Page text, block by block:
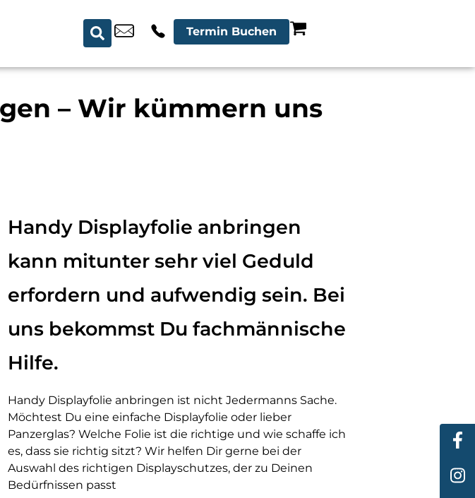
Termin Buchen
– Wir kümmern uns
Handy Displayfolie anbringen
kann mitunter sehr viel Geduld
erfordern und aufwendig sein. Bei
uns bekommst Du fachmännische
Hilfe.
Handy Displayfolie anbringen ist nicht Jedermanns Sache.
Möchtest Du eine einfache Displayfolie oder lieber
Panzerglas? Welche Folie ist die richtige und wie schaffe ich
es, dass sie richtig sitzt? Wir helfen Dir gerne bei der
Auswahl des richtigen Displayschutzes, der zu Deinen
Bedürfnissen passt